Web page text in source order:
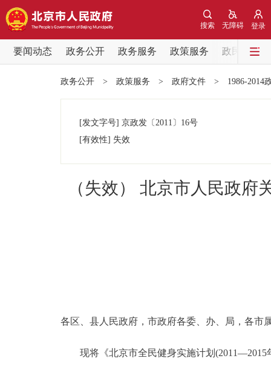
登录
无障碍
搜索
要闻动态 政务公开 政务服务 政策服务
政民互动
党中央精神
政务公开 > 政策服务 > 政府文件 > 1986-2014
[发文字号] 京政发 〔2011〕 16号
[有效性] 失效
（失效） 北京市人民政
各区、县人民政府，市政府各委、办、局，各市
现将《北京市全民健身实施计划(2011—2015